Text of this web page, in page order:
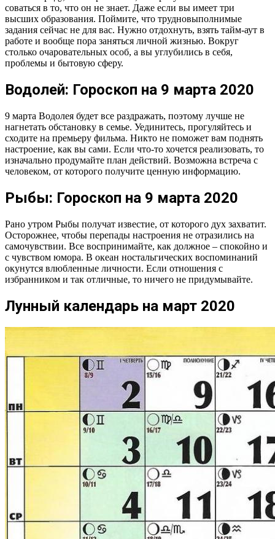
соваться в то, что он не знает. Даже если вы имеет три
высших образования. Поймите, что трудновыполнимые
задания сейчас не для вас. Нужно отдохнуть, взять тайм-аут в
работе и вообще пора заняться личной жизнью. Вокруг
столько очаровательных особ, а вы углубились в себя,
проблемы и бытовую сферу.
Водолей: Гороскоп на 9 марта 2020
9 марта Водолея будет все раздражать, поэтому лучше не
нагнетать обстановку в семье. Уединитесь, прогуляйтесь и
сходите на премьеру фильма. Никто не поможет вам поднять
настроение, как вы сами. Если что-то хочется реализовать, то
изначально продумайте план действий. Возможна встреча с
человеком, от которого получите ценную информацию.
Рыбы: Гороскоп на 9 марта 2020
Рано утром Рыбы получат известие, от которого дух захватит.
Осторожнее, чтобы перепады настроения не отразились на
самочувствии. Все воспринимайте, как должное – спокойно и
с чувством юмора. В океан ностальгических воспоминаний
окунутся влюбленные личности. Если отношения с
избранником и так отличные, то ничего не придумывайте.
Лунный календарь на март 2020